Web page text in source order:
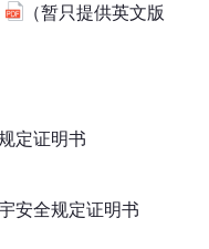
（暂只提供英文版
定证明书
安全规定证明书